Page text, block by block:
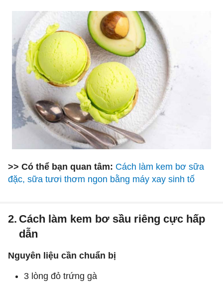
>> Có thể bạn quan tâm: Cách làm kem bơ sữa
đặc, sữa tươi thơm ngon bằng máy xay sinh tố
Cách làm kem bơ sầu riêng cực hấp
dẫn
2.
Nguyên liệu cần chuẩn bị
3 lòng đỏ trứng gà